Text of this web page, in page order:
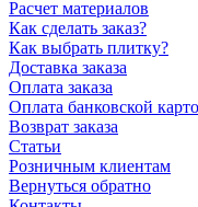
Расчет материалов
Как сделать заказ?
Как выбрать плитку?
Доставка заказа
Оплата заказа
Оплата банковской
Возврат заказа
Статьи
Розничным клиентам
Вернуться обратно